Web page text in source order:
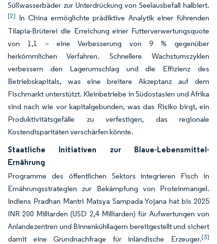
Süßwasserbäder zur Unterdrückung von Seelausbefall halbiert.
[2] In China ermöglichte prädiktive Analytik einer führenden
Tilapia-Brüterei die Erreichung einer Futterverwertungsquote
von 1,1 – eine Verbesserung von 9 % gegenüber
herkömmlichen Verfahren. Schnellere Wachstumszyklen
verbessern den Lagerumschlag und die Effizienz des
Betriebskapitals, was eine breitere Akzeptanz auf dem
Fischmarkt unterstützt. Kleinbetriebe in Südostasien und Afrika
sind nach wie vor kapitalgebunden, was das Risiko birgt, ein
Produktivitätsgefälle zu verfestigen, das regionale
Kostendisparitäten verschärfen könnte.
Staatliche Initiativen zur Blaue-Lebensmittel-
Ernährung
Programme des öffentlichen Sektors integrieren Fisch in
Ernährungsstrategien zur Bekämpfung von Proteinmangel.
Indiens Pradhan Mantri Matsya Sampada Yojana hat bis 2025
INR 200 Milliarden (USD 2,4 Milliarden) für Aufwertungen von
Anlandezentren und Binnenkühllagern bereitgestellt und sichert
damit eine Grundnachfrage für inländische Erzeuger.[3]